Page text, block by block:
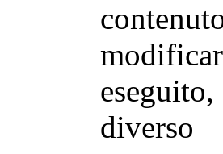
diverso